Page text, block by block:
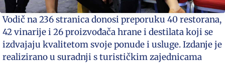
Vodič na 236 stranica donosi preporuku 40 restorana,
42 vinarije i 26 proizvođača hrane i destilata koji se
izdvajaju kvalitetom svoje ponude i usluge. Izdanje je
realizirano u suradnji s turističkim zajednicama